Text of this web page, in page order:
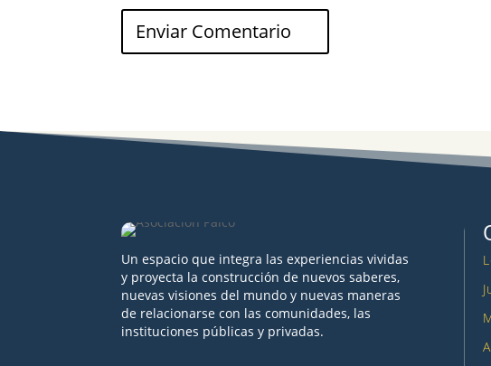
Un espacio que integra las experiencias vividas
y proyecta la construcción de nuevos saberes,
nuevas visiones del mundo y nuevas maneras
de relacionarse con las comunidades, las
instituciones públicas y privadas.